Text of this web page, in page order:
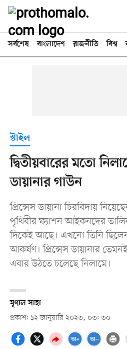
সর্বশেষ বাংলাদেশ রাজনীতি বিশ্ব
স্টাইল
দ্বিতীয়বারের মতো
ডায়ানার গাউন
প্রিন্সেস ডায়ানা চিরবিদায়
পৃথিবীর ফ্যাশন আইকনদের
দিকেই আছে। এখনো তিনি ছিলেন
আকর্ষণ। প্রিন্সেস ডায়ানার
এবার উঠতে চলেছে নিলামে।
মৃণাল সাহা
প্রকাশ: ১২ জানুয়ারি ২০২৩, ০৩: ৩০